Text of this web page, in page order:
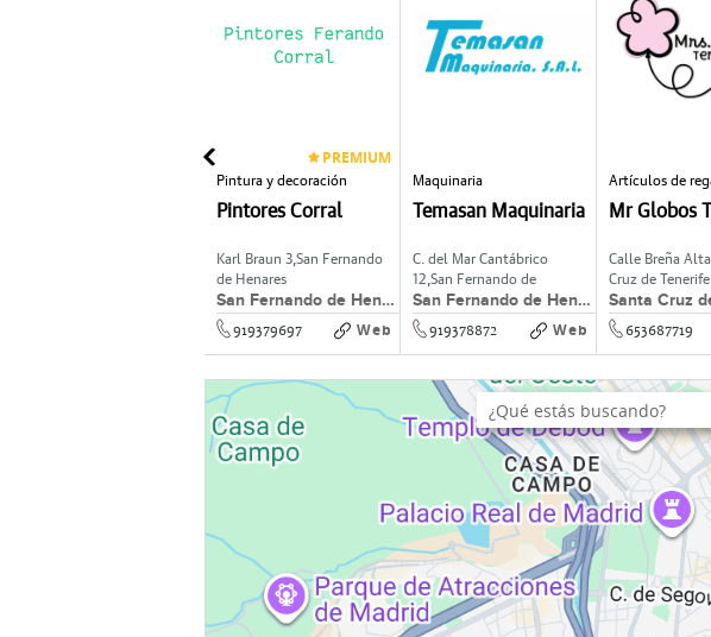
PREMIUM
Pintura y decoración
Pintores Corral
San Fernando de Henares
Karl Braun 3, San Fernando
de Henares
919379697 Web
Maquinaria
Temasan Maquinaria
San Fernando de Henares
C. del Mar Cantábrico
12, San Fernando de
Henares
919378872 Web
Artículos de
Mr Globos
Santa Cruz
Calle Breña Alta
Cruz de Tenerife
653687719